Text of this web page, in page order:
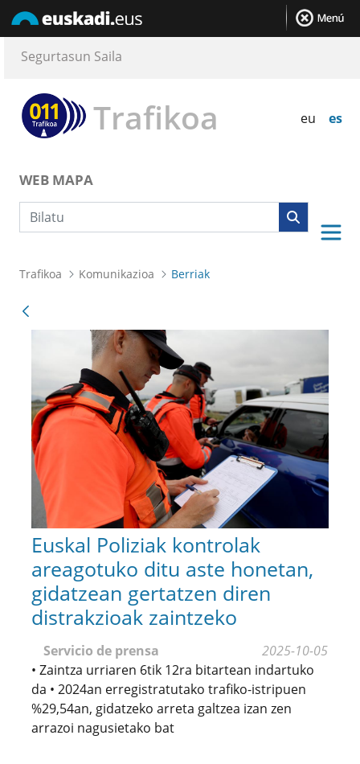
Trafikoa eu es
Segurtasun Saila
WEB MAPA
Bilaketa
Trafikoa Komunikazioa Berriak
Euskal Poliziak kontrolak
areagotuko ditu aste honetan,
gidatzean gertatzen diren
distrakzioak zaintzeko
Servicio de prensa
2025-10-05
• Zaintza urriaren 6tik 12ra bitartean indartuko
da • 2024an erregistratutako trafiko-istripuen
%29,54an, gidatzeko arreta galtzea izan zen
arrazoi nagusietako bat